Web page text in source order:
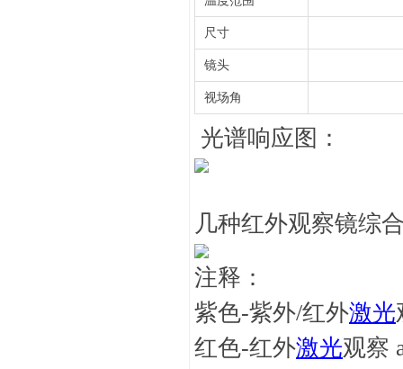
尺寸
镜头
视场角
光谱响应图：
几种红外观察镜综
注释：
紫色-紫外/红外激光
红色-红外激光观察